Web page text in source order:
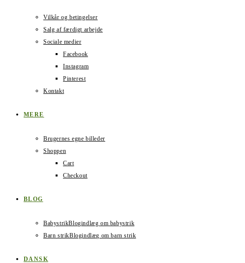
Vilkår og betingelser
Salg af færdigt arbejde
Sociale medier
Facebook
Instagram
Pinterest
Kontakt
MERE
Brugernes egne billeder
Shoppen
Cart
Checkout
BLOG
BabystrikBlogindlæg om babystrik
Barn strikBlogindlæg om barn strik
DANSK